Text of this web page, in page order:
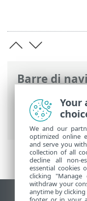
Barre di
Guida online
Antivirus
>
> Installazione
Your
We and our
optimized online
and serve you
collection of all
decline all non-
essential cookies
clicking
withdraw your
anytime by